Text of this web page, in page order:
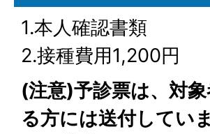
1.本人確認書類
2.接種費用1,200円
(注意)予診票は、対
る方には送付してい